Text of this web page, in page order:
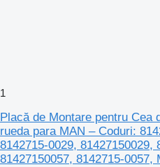
1
Placă de Montare pentru Cea
rueda para MAN – Coduri:
8142715-0029, 81427150029,
81427150057, 8142715-0057,